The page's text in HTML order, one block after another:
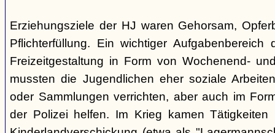
Erziehungsziele der HJ waren Gehorsam,
Pflichterfüllung. Ein wichtiger
Freizeitgestaltung in Form von Wochenend-
mussten die Jugendlichen eher soziale
oder Sammlungen verrichten, aber auch im
der Polizei helfen. Im Krieg kamen